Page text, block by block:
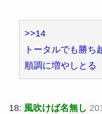
>>14
トータルでも勝ち
順調に増やしとる
18: 風吹けば名無し